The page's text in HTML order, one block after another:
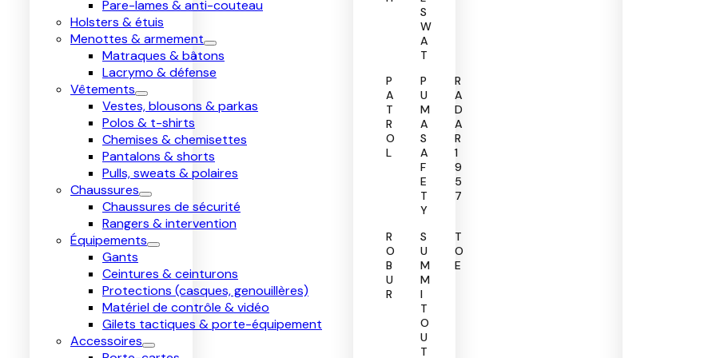
S
W
A
T
P
A
T
R
O
L
P
U
M
A
S
A
F
E
T
Y
R
A
D
A
R
1
9
5
7
R
O
B
U
R
S
U
M
M
I
T
O
U
T
T
O
E
Pare-lames & anti-couteau
Holsters & étuis
Menottes & armement
Matraques & bâtons
Lacrymo & défense
Vêtements
Vestes, blousons & parkas
Polos & t-shirts
Chemises & chemisettes
Pantalons & shorts
Pulls, sweats & polaires
Chaussures
Chaussures de sécurité
Rangers & intervention
Équipements
Gants
Ceintures & ceinturons
Protections (casques, genouillères)
Matériel de contrôle & vidéo
Gilets tactiques & porte-équipement
Accessoires